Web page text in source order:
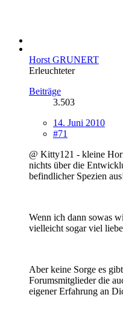
Horst GRUNERT
Erleuchteter
Beiträge
3.503
14. Juni 2010
#71
@ Kitty121 - kleine
nichts über die
befindlicher Spezien
Wenn ich dann sowas
vielleicht sogar viel
Aber keine Sorge es
Forumsmitglieder die
eigener Erfahrung an